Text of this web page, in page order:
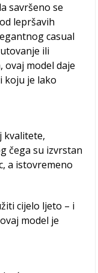
savršeno se
lepršavih
casual
ili
ovaj model daje
koju je lako
kvalitete,
čega su izvrstan
a istovremeno
cijelo ljeto – i
model je